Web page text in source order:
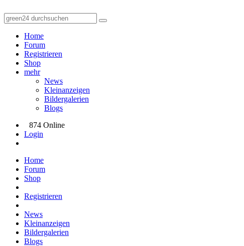
Home
Forum
Registrieren
Shop
mehr
News
Kleinanzeigen
Bildergalerien
Blogs
874 Online
Login
Home
Forum
Shop
Registrieren
News
Kleinanzeigen
Bildergalerien
Blogs